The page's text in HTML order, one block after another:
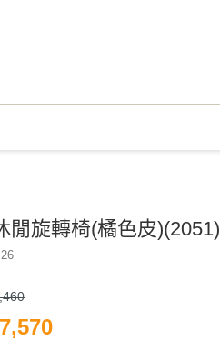
閒旋轉椅(橘色皮)(2051)
7,570